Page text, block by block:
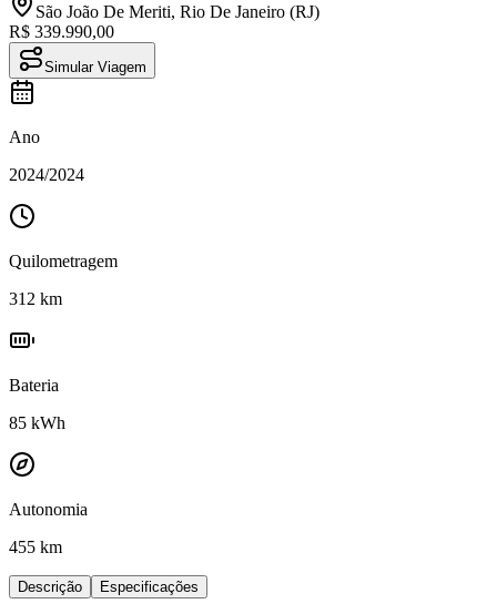
São João De Meriti, Rio De Janeiro (RJ)
R$ 339.990,00
Simular Viagem
Ano
2024/2024
Quilometragem
312 km
Bateria
85 kWh
Autonomia
455 km
Descrição Especificações